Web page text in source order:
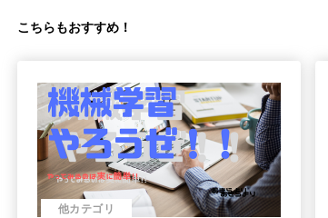
こちらもおすすめ！
他カテゴリ